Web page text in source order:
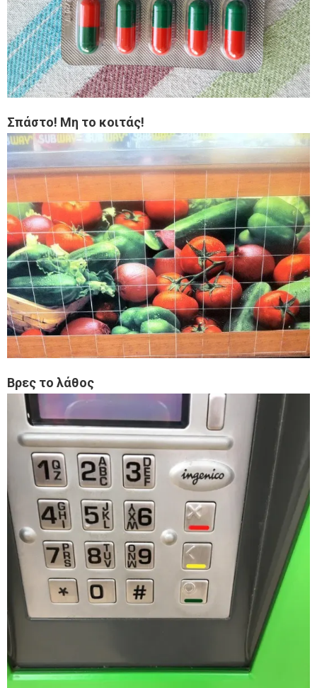
Σπάστο! Μη το κοιτάς!
Βρες το λάθος